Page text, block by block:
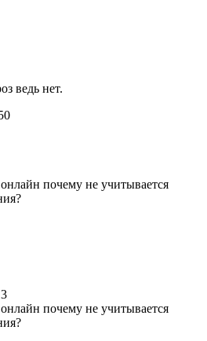
ведь нет.
почему не учитывается
почему не учитывается